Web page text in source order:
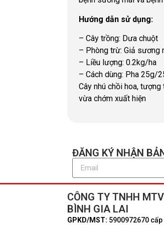
Hướng dẫn sử dụng:
– Cây trồng: Dưa chuột
– Phòng trừ: Giả sương
– Liều lượng: 0.2kg/ha
– Cách dùng: Pha 25g/
Cây nhú chồi hoa,
vừa chớm xuất hiện
ĐĂNG KÝ NHẬN
CÔNG TY TNHH
BÌNH GIA LAI
GPKD/MST: 5900972670